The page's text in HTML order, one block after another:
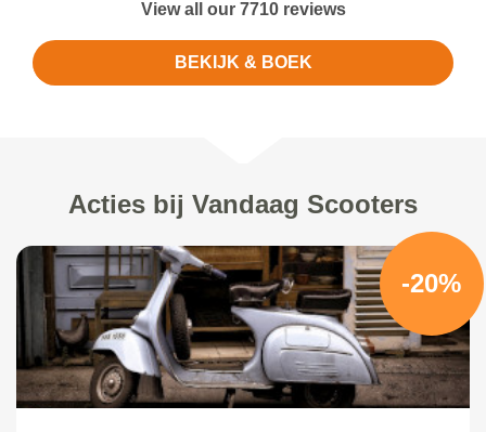
View all our 7710 reviews
BEKIJK & BOEK
Acties bij Vandaag Scooters
-20%